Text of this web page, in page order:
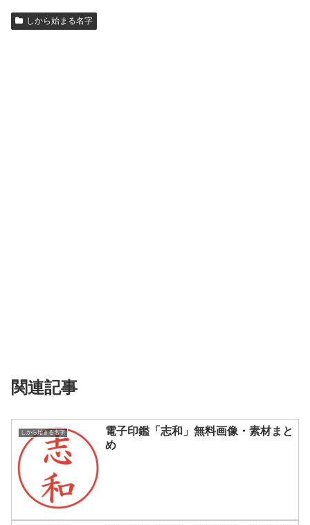
しから始まる名字
関連記事
しから始まる名字
電子印鑑「志和」無料画像・素材まと
め